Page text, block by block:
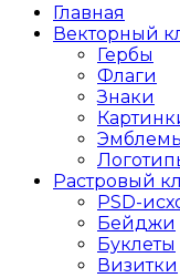
Главная
Векторный
Гербы
Флаги
Знаки
Растровый
PSD-
Бейджи
Буклеты
Визитки